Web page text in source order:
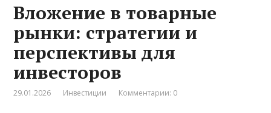
Вложение в товарные
рынки: стратегии и
перспективы для
инвесторов
29.01.2026 Инвестиции Комментарии: 0